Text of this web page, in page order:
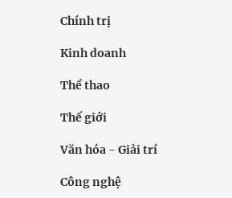
Chính trị
Kinh doanh
Thể thao
Thế giới
Văn hóa - Giải trí
Công nghệ